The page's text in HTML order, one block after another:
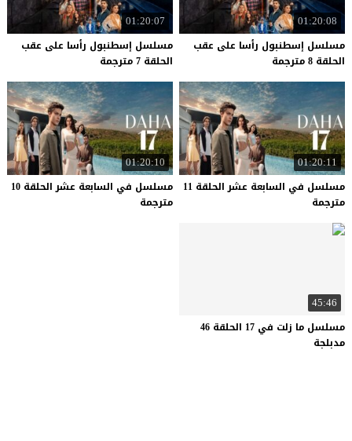
01:20:08
مسلسل إسطنبول رأسا على عقب
الحلقة 8 مترجمة
01:20:07
مسلسل إسطنبول رأسا على عقب
الحلقة 7 مترجمة
01:20:11
مسلسل في السابعة عشر الحلقة 11
مترجمة
01:20:10
مسلسل في السابعة عشر الحلقة 10
مترجمة
45:46
مسلسل ما زلت في 17 الحلقة 46
مدبلجة